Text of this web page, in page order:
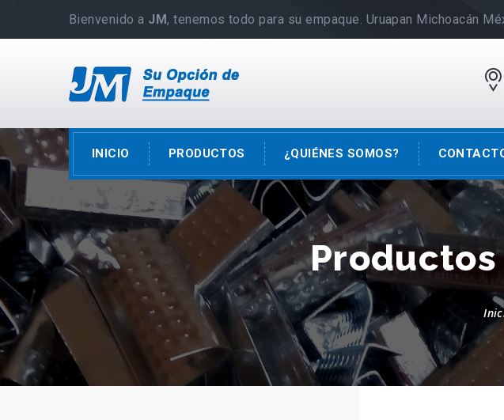
Bienvenido a JM, tenemos todo para su empaque. Uruapan Michoacán
INICIO PRODUCTOS ¿QUIÉNES SOMOS?